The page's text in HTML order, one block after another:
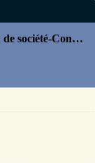
On joue (jeu de société-Concours)